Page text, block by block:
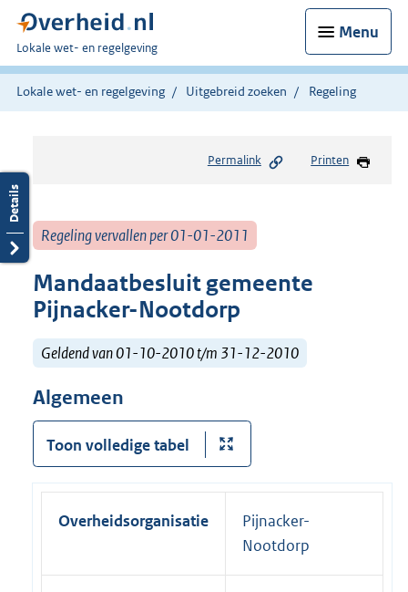
Menu
U
bent
hier:
Lokale wet- en regelgeving
Lokale wet- en regelgeving Uitgebreid zoeken Regeling
Permalink Printen
Regeling vervallen per 01-01-2011
Mandaatbesluit gemeente
Pijnacker-Nootdorp
Geldend van 01-10-2010 t/m 31-12-2010
Algemeen
Toon volledige tabel
Overheidsorganisatie
Pijnacker-
Nootdorp